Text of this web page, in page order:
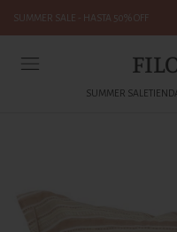
SUMMER SALE - HASTA 50% OFF
SUMMER SALE